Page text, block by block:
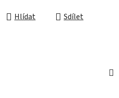
Hlídat Sdílet